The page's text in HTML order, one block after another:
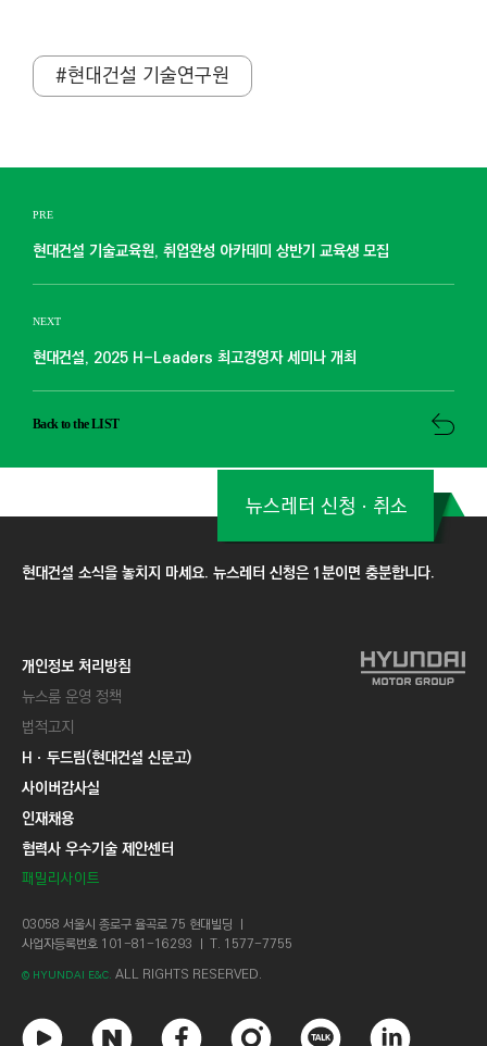
#현대건설 기술연구원
PRE
현대건설 기술교육원, 취업완성 아카데미 상반기 교육생 모집
NEXT
현대건설, 2025 H-Leaders 최고경영자 세미나 개최
Back to the LIST
현대건설 소식을 놓치지 마세요. 뉴스레터 신청은 1분이면 충분합니다.
뉴스레터 신청ㆍ취소
개인정보 처리방침
뉴스룸 운영 정책
법적고지
Hㆍ두드림(현대건설 신문고)
사이버감사실
인재채용
협력사 우수기술 제안센터
패밀리사이트
03058 서울시 종로구 율곡로 75 현대빌딩 ㅣ
사업자등록번호 101-81-16293 ㅣ T. 1577-7755
© HYUNDAI E&C. ALL RIGHTS RESERVED.